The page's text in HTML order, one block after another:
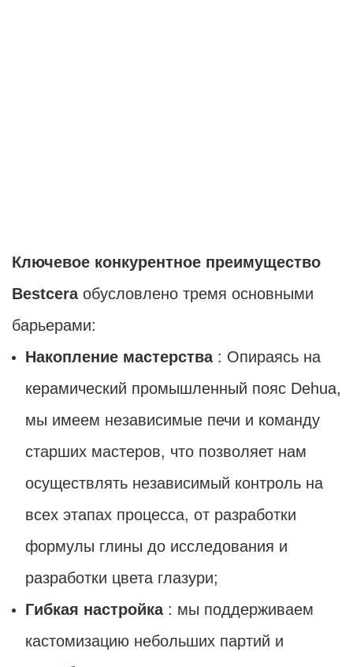
Ключевое конкурентное преимущество
Bestceraобусловлено тремя основными
барьерами:
Накопление мастерства: Опираясь на
керамический промышленный пояс Dehua,
мы имеем независимые печи и команду
старших мастеров, что позволяет нам
осуществлять независимый контроль на
всех этапах процесса, от разработки
формулы глины до исследования и
разработки цвета глазури;
Гибкая настройка: мы поддерживаем
кастомизацию небольших партий и